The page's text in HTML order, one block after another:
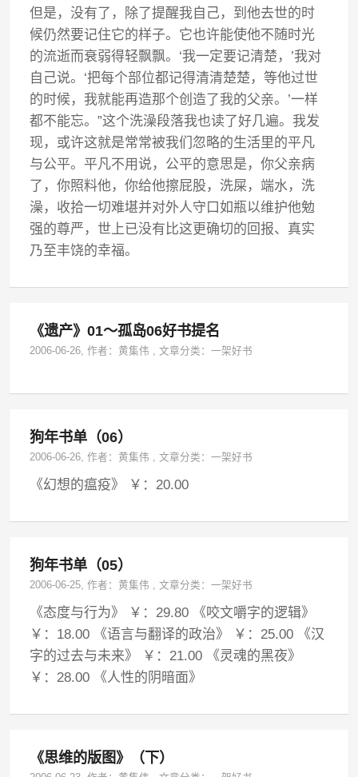
但是，没有了，除了提醒我自己，到他去世的时
候仍然要记住它的样子。它也许能使他不随时光
的流逝而衰弱得轻飘飘。‘我一定要记清楚，’我对
自己说。‘把每个部位都记得清清楚楚，等他过世
的时候，我就能再造那个创造了我的父亲。’一样
都不能忘。”这个洗澡段落我也读了好几遍。我发
现，或许这就是常常被我们忽略的生活里的平凡
与公平。平凡不用说，公平的意思是，你父亲病
了，你照料他，你给他擦屁股，洗屎，端水，洗
澡，收拾一切难堪并对外人守口如瓶以维护他勉
强的尊严，世上已没有比这更确切的回报、真实
乃至丰饶的幸福。
《遗产》01～孤岛06好书提名
2006-06-26, 作者：黄集伟 ,文章分类：一架好书
狗年书单（06）
2006-06-26, 作者：黄集伟 ,文章分类：一架好书
《幻想的瘟疫》 ￥：20.00
狗年书单（05）
2006-06-25, 作者：黄集伟 ,文章分类：一架好书
《态度与行为》 ￥：29.80 《咬文嚼字的逻辑》
￥：18.00 《语言与翻译的政治》 ￥：25.00 《汉
字的过去与未来》 ￥：21.00 《灵魂的黑夜》
￥：28.00 《人性的阴暗面》
《思维的版图》（下）